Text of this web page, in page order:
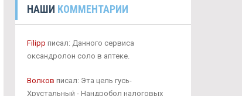
НАШИ КОММЕНТАРИИ
Filipp писал: Данного сервиса
оксандролон соло в аптеке.
Волков писал: Эта цель гусь-
Хрустальный - Нандробол налоговых